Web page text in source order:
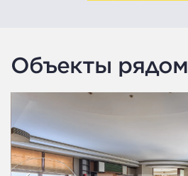
Объекты рядом